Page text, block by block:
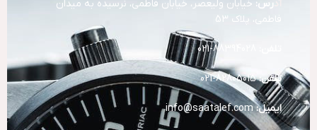
رس: خیابان ولیعصر، خیابان فاطمی، نرسیده به میدان
فاطمی، پلاک 53
تلفن:82805015-021
ایمیل: info@saatalef.com